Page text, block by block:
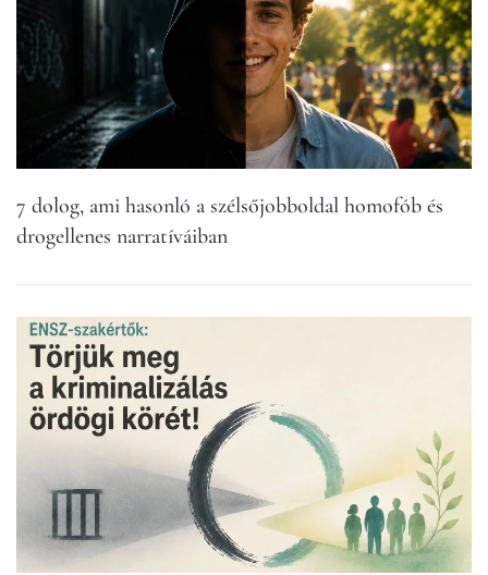
7 dolog, ami hasonló a szélsőjobboldal homofób és
drogellenes narratíváiban